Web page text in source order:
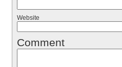
Website
Comment